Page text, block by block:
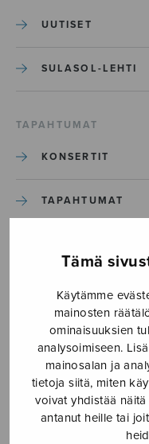
Tämä
Käytämme
mainosten
ominaisuuksien
analysoimiseen.
mainosalan ja
tietoja siitä, miten
voivat yhdistää
antanut heille tai
UUTISET
SULASOL-LEHTI
TAPAHTUMAT
KONSERTIT
TAPAHTUMAT
Etusivu › Media ›
23.4.2019